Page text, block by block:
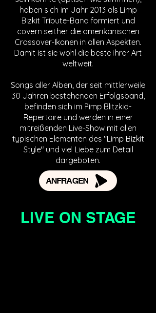
haben sich im Jahr 2013 als Limp
Bizkit Tribute-Band formiert und
covern seither die amerikanischen
Crossover-Ikonen in allen Aspekten.
Damit ist sie wohl die beste ihrer Art
weltweit.
Songs aller Alben, der seit mittlerweile
30 Jahren bestehenden Erfolgsband,
befinden sich im Pimp Blitzkid-
Repertoire und werden in einer
mitreißenden Live-Show mit allen
typischen Elementen des "Limp Bizkit
Style" und viel Liebe zum Detail
dargeboten.
ANFRAGEN
LIVE ON STAGE